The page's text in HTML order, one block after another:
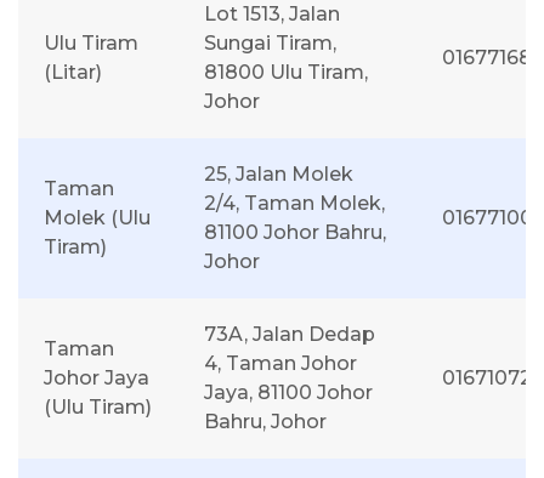
Ulu Tiram
(Litar)
Lot 1513, Jalan
Sungai Tiram,
81800 Ulu Tiram,
Johor
Taman
Molek (Ulu
Tiram)
25, Jalan Molek
2/4, Taman Molek,
81100 Johor Bahru,
Johor
Taman
Johor Jaya
(Ulu Tiram)
73A, Jalan Dedap
4, Taman Johor
Jaya, 81100 Johor
Bahru, Johor